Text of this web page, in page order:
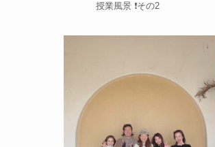
授業風景 ❗️その2